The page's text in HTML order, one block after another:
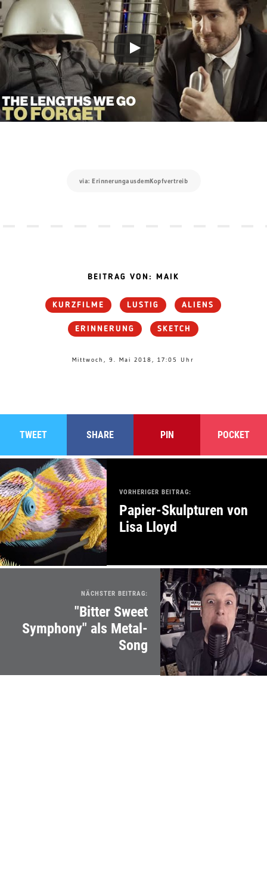
via: ErinnerungausdemKopfvertreib
BEITRAG VON: MAIK
KURZFILME LUSTIG ALIENS
ERINNERUNG SKETCH
Mittwoch, 9. Mai 2018, 17:05 Uhr
TWEET SHARE PIN POCKET
VORHERIGER BEITRAG:
Papier-Skulpturen von
Lisa Lloyd
NÄCHSTER BEITRAG:
"Bitter Sweet
Symphony" als Metal-
Song